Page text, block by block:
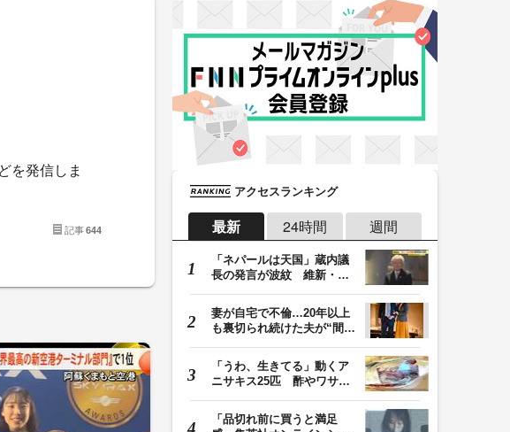
を発信しま
記事644
アクセスランキング
最新 24時間 週間
「ネパールは天国」蔵内議
長の発言が波紋 維新・吉
妻が自宅で不倫…20年以上
も裏切られ続けた夫が“間
「うわ、生きてる」動くア
ニサキス25匹 酢やワサビ
「品切れ前に買うと満足